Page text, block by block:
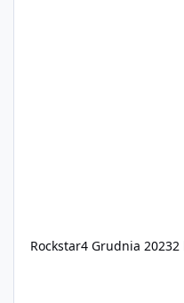
Rockstar4 Grudnia 20232